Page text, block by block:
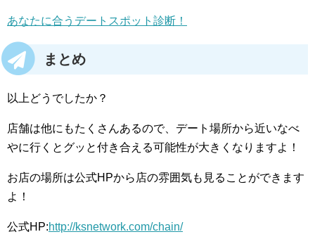
あなたに合うデートスポット診断！
まとめ
以上どうでしたか？
店舗は他にもたくさんあるので、デート場所から近いなべ
やに行くとグッと付き合える可能性が大きくなりますよ！
お店の場所は公式HPから店の雰囲気も見ることができます
よ！
公式HP:http://ksnetwork.com/chain/